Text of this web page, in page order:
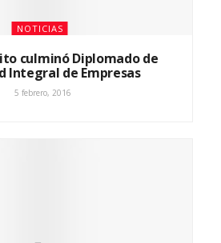
NOTICIAS
culminó Diplomado de
Integral de Empresas
5 febrero, 2016